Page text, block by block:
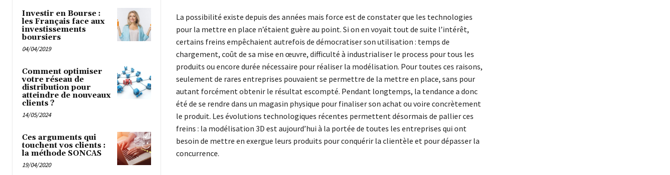
Investir en Bourse :
les Français face aux
investissements
boursiers
04/04/2019
Comment optimiser
votre réseau de
distribution pour
atteindre de nouveaux
clients ?
14/05/2024
Ces arguments qui
touchent vos clients :
la méthode SONCAS
19/04/2020
La possibilité existe depuis des années mais force est de constater que les technologies
pour la mettre en place n’étaient guère au point. Si on en voyait tout de suite l’intérêt,
certains freins empêchaient autrefois de démocratiser son utilisation : temps de
chargement, coût de sa mise en œuvre, difficulté à industrialiser le process pour tous les
produits ou encore durée nécessaire pour réaliser la modélisation. Pour toutes ces raisons,
seulement de rares entreprises pouvaient se permettre de la mettre en place, sans pour
autant forcément obtenir le résultat escompté. Pendant longtemps, la tendance a donc
été de se rendre dans un magasin physique pour finaliser son achat ou voire concrètement
le produit. Les évolutions technologiques récentes permettent désormais de pallier ces
freins : la modélisation 3D est aujourd’hui à la portée de toutes les entreprises qui ont
besoin de mettre en exergue leurs produits pour conquérir la clientèle et pour dépasser la
concurrence.